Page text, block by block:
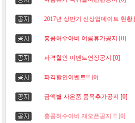
2017년 상반기 신상업데이트 현황
홍콩허수아비 여름휴가공지 [0]
파격할인 이벤트연장공지 [0]
파격할인이벤트!! [0]
금액별 사은품 품목추가공지 [0]
홍콩허수아비 재오픈공지 !! [0]